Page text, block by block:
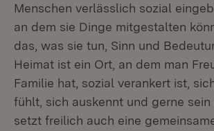
Menschen verlässlich sozial
an dem sie Dinge mitgestalten
das, was sie tun, Sinn und
Heimat ist ein Ort, an dem man
Familie hat, sozial verankert ist,
fühlt, sich auskennt und gerne sein
setzt freilich auch eine